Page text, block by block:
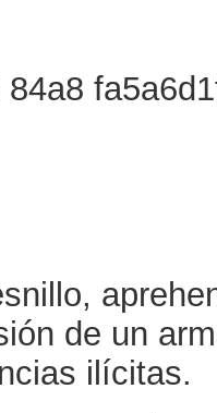
de un
ilícitas.